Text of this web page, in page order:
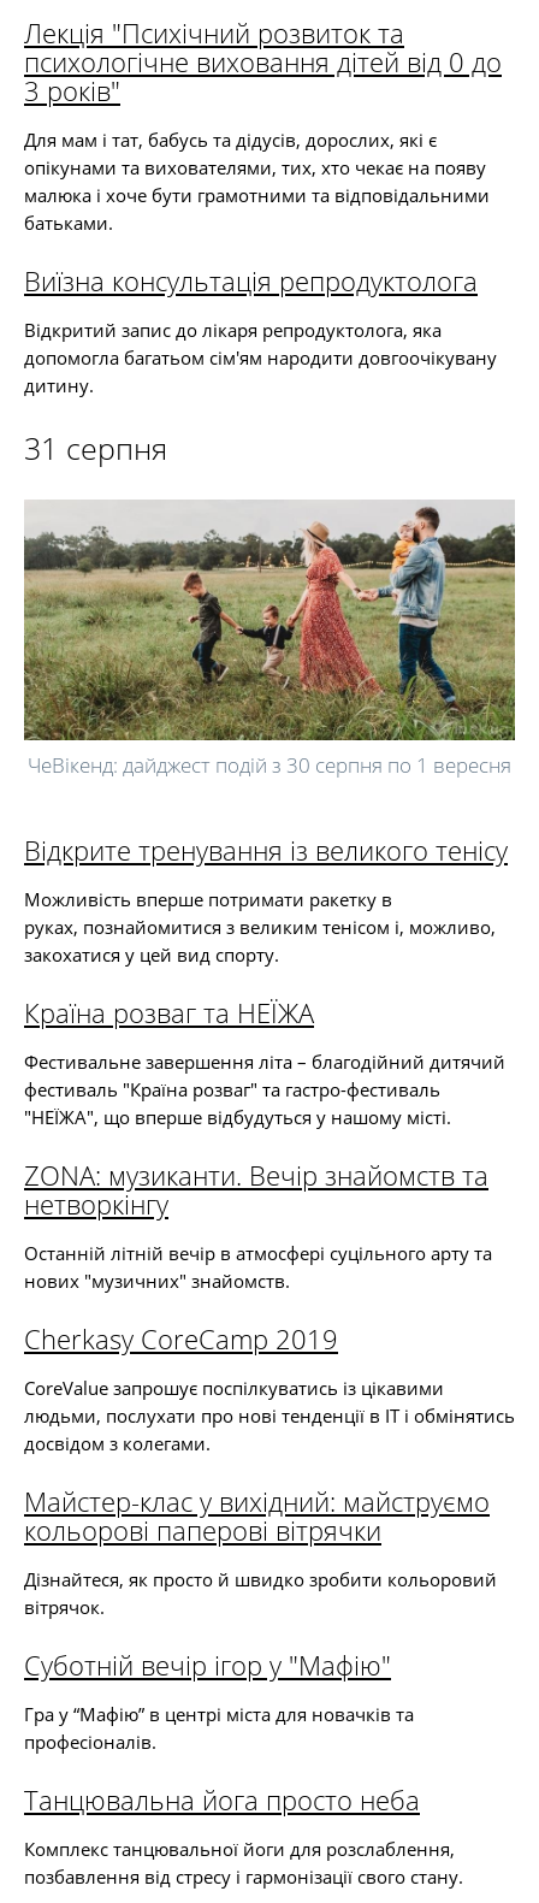
Лекція "Психічний розвиток та
психологічне виховання дітей від 0 до
3 років"
Для мам і тат, бабусь та дідусів, дорослих, які є
опікунами та вихователями, тих, хто чекає на появу
малюка і хоче бути грамотними та відповідальними
батьками.
Виїзна консультація репродуктолога
Відкритий запис до лікаря репродуктолога, яка
допомогла багатьом сім'ям народити довгоочікувану
дитину.
31 серпня
ЧеВікенд: дайджест подій з 30 серпня по 1 вересня
Відкрите тренування із великого тенісу
Можливість вперше потримати ракетку в
руках, познайомитися з великим тенісом і, можливо,
закохатися у цей вид спорту.
Країна розваг та НЕЇЖА
Фестивальне завершення літа – благодійний дитячий
фестиваль "Країна розваг" та гастро-фестиваль
"НЕЇЖА", що вперше відбудуться у нашому місті.
ZONA: музиканти. Вечір знайомств та
нетворкінгу
Останній літній вечір в атмосфері суцільного арту та
нових "музичних" знайомств.
Cherkasy CoreCamp 2019
CoreValue запрошує поспілкуватись із цікавими
людьми, послухати про нові тенденції в ІТ і обмінятись
досвідом з колегами.
Майстер-клас у вихідний: майструємо
кольорові паперові вітрячки
Дізнайтеся, як просто й швидко зробити кольоровий
вітрячок.
Суботній вечір ігор у "Мафію"
Гра у “Мафію” в центрі міста для новачків та
професіоналів.
Танцювальна йога просто неба
Комплекс танцювальної йоги для розслаблення,
позбавлення від стресу і гармонізації свого стану.